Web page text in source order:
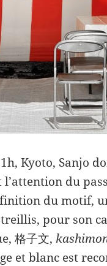
Kyoto, Sanjo
du
du motif,
pour son
格子文,
et blanc est